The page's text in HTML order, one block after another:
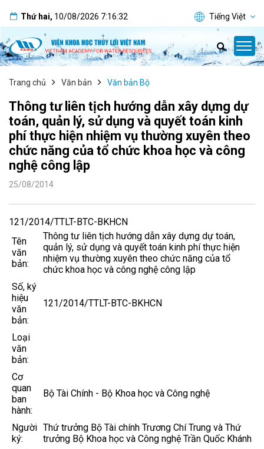
Thứ hai, 10/08/2026 7:16:32 Tiếng Việt
Trang chủ Văn bản Văn bản Bộ
Thông tư liên tịch hướng dẫn xây dựng dự
toán, quản lý, sử dụng và quyết toán kinh
phí thực hiện nhiệm vụ thường xuyên theo
chức năng của tổ chức khoa học và công
nghệ công lập
25/08/2014
121/2014/TTLT-BTC-BKHCN
Tên
văn
bản:
Thông tư liên tịch hướng dẫn xây dựng dự toán,
quản lý, sử dụng và quyết toán kinh phí thực hiện
nhiệm vụ thường xuyên theo chức năng của tổ
chức khoa học và công nghệ công lập
Số, ký
hiệu
văn
bản:
121/2014/TTLT-BTC-BKHCN
Loại
văn
bản:
Cơ
quan
ban
hành:
Bộ Tài Chính - Bộ Khoa học và Công nghệ
Người
ký:
Thứ trưởng Bộ Tài chính Trương Chí Trung và Thứ
trưởng Bộ Khoa học và Công nghệ Trần Quốc Khánh